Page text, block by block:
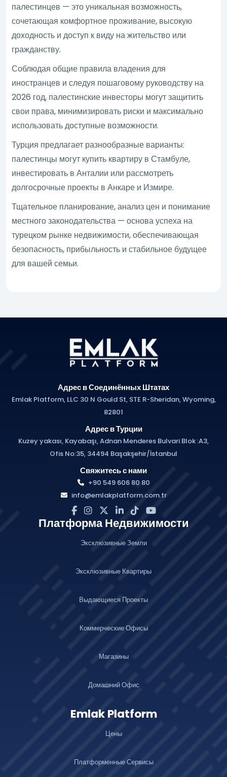
палестинцев — это уникальная возможность,
сочетающая комфортное проживание, высокую
доходность и доступ к виду на жительство или
гражданству.
Соблюдая общие правила владения для
иностранцев и следуя пошаговому руководству на
2026 год, палестинские инвесторы могут защитить
свои права, минимизировать риски и максимально
использовать доступные возможности.
Турция предлагает разнообразные варианты:
палестинцы могут купить квартиру в Стамбуле,
инвестировать в Анталии или рассмотреть
долгосрочные проекты в Анкаре и Измире.
Тщательное планирование, анализ цен и понимание
местного законодательства — основа успеха на
турецком рынке недвижимости, обеспечивающая
безопасность, прибыльность и стабильное будущее
для вашей семьи.
Адрес в Соединённых Штатах
Emlak Platform, LLC 30 N Gould St, STE R-Sheridan, Wyoming,
82801
Адрес в Турции
Kuzey yakası, Kayabaşı, Adnan Menderes Bulvari Blok :A3,
Ofis No:35, 34494 Başakşehir/İstanbul
Свяжитесь с нами
+90 549 606 80 80
info@emlakplatform.com.tr
Платформа Недвижимости
Эксклюзивные Земли
Эксклюзивные Квартиры
Выдающиеся Проекты
Коммерческие Офисы
Магазины
Домашний Офис
Emlak Platform
Цены
Платформенные Сервисы